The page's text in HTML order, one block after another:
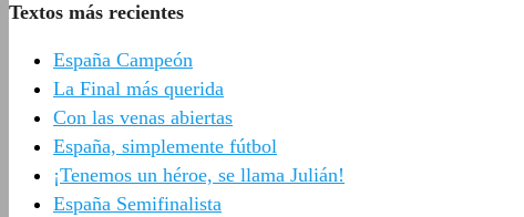
Textos más recientes
España Campeón
La Final más querida
Con las venas abiertas
España, simplemente fútbol
¡Tenemos un héroe, se llama Julián!
España Semifinalista